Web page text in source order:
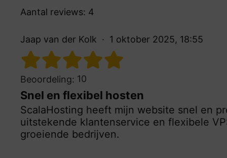
Aantal reviews: 4
Jaap van der Kolk 1 oktober 2025, 18:55
Beoordeling: 10
Snel en flexibel hosten
ScalaHosting heeft mijn website snel en
uitstekende klantenservice en flexibele
groeiende bedrijven.